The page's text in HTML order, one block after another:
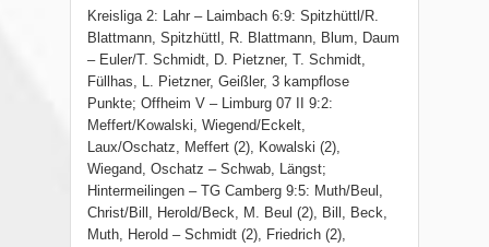
Kreisliga 2: Lahr – Laimbach 6:9: Spitzhüttl/R.
Blattmann, Spitzhüttl, R. Blattmann, Blum, Daum
– Euler/T. Schmidt, D. Pietzner, T. Schmidt,
Füllhas, L. Pietzner, Geißler, 3 kampflose
Punkte; Offheim V – Limburg 07 II 9:2:
Meffert/Kowalski, Wiegend/Eckelt,
Laux/Oschatz, Meffert (2), Kowalski (2),
Wiegand, Oschatz – Schwab, Längst;
Hintermeilingen – TG Camberg 9:5: Muth/Beul,
Christ/Bill, Herold/Beck, M. Beul (2), Bill, Beck,
Muth, Herold – Schmidt (2), Friedrich (2),